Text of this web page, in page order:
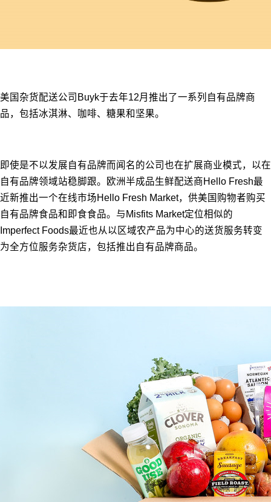
美国杂货配送公司Buyk于去年12月推出了一系列自有品牌商
品，包括冰淇淋、咖啡、糖果和坚果。
即使是不以发展自有品牌而闻名的公司也在扩展商业模式，以在
自有品牌领域站稳脚跟。欧洲半成品生鲜配送商Hello Fresh最
近新推出一个在线市场Hello Fresh Market，供美国购物者购买
自有品牌食品和即食食品。与Misfits Market定位相似的
Imperfect Foods最近也从以区域农产品为中心的送货服务转变
为全方位服务杂货店，包括推出自有品牌商品。